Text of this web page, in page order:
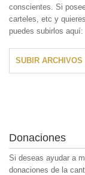
conscientes. Si
carteles, etc y
puedes subirlos aquí:
SUBIR ARCHIVOS
Donaciones
Si deseas ayudar a
donaciones de la